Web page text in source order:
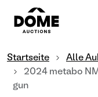
Startseite Alle
2024 metabo
gun